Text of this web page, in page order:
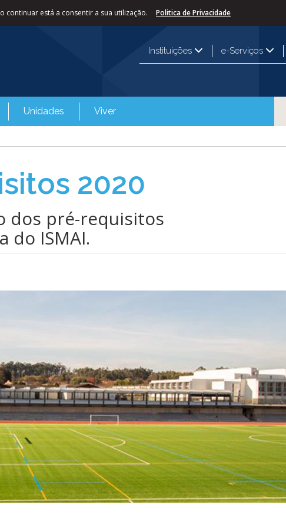
está a consentir a sua utilização. Politica de Privacidade
Instituições e-Serviços
Unidades Viver
2020
dos pré-requisitos
do ISMAI.